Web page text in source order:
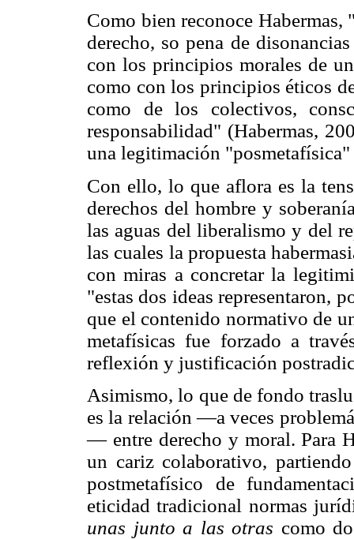
Como bien reconoce
derecho, so pena de
con los principios morales de
como con los principios éticos
como de los colectivos,
responsabilidad" (Habermas,
una legitimación "posmetafísica"
Con ello, lo que aflora es la
derechos del hombre y
las aguas del liberalismo y del
las cuales la propuesta
con miras a concretar la
"estas dos ideas representaron,
que el contenido normativo de
metafísicas fue forzado a
reflexión y justificación
Asimismo, lo que de fondo
es la relación —a veces
— entre derecho y moral. Para
un cariz colaborativo,
postmetafísico de
eticidad tradicional normas
unas junto a las otras como